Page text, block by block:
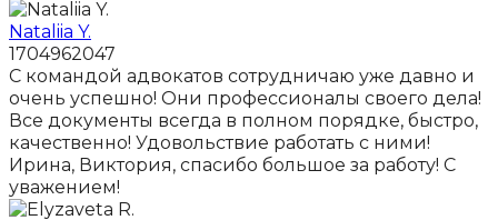
Nataliia Y.
1704962047
С командой адвокатов сотрудничаю уже давно и
очень успешно! Они профессионалы своего дела!
Все документы всегда в полном порядке, быстро,
качественно! Удовольствие работать с ними!
Ирина, Виктория, спасибо большое за работу! С
уважением!